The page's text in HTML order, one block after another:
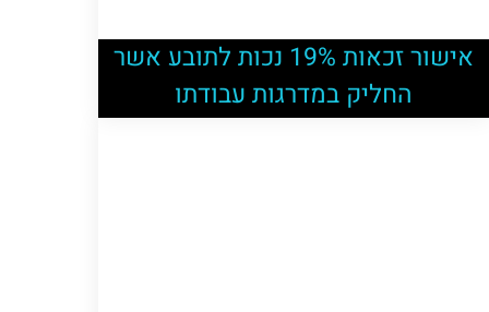
אישור זכאות 19% נכות לתובע אשר
החליק במדרגות עבודתו